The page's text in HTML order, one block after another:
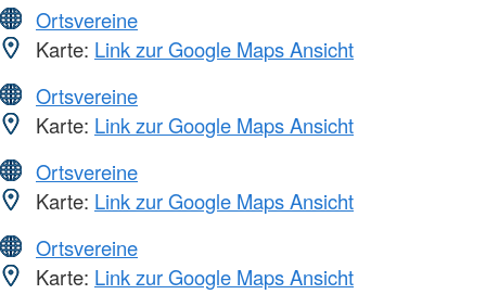
Ortsvereine
Karte: Link zur Google Maps Ansicht
Ortsvereine
Karte: Link zur Google Maps Ansicht
Ortsvereine
Karte: Link zur Google Maps Ansicht
Ortsvereine
Karte: Link zur Google Maps Ansicht